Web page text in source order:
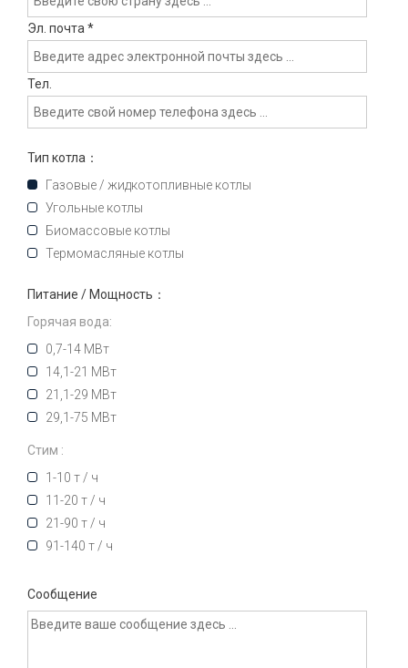
Эл. почта *
Тел.
Тип котла：
Газовые / жидкотопливные котлы
Угольные котлы
Биомассовые котлы
Термомасляные котлы
Питание / Мощность：
Горячая вода:
0,7-14 МВт
14,1-21 МВт
21,1-29 МВт
29,1-75 МВт
Стим :
1-10 т / ч
11-20 т / ч
21-90 т / ч
91-140 т / ч
Сообщение